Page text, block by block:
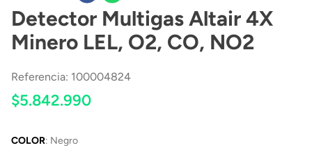
Detector Multigas Altair 4X
Minero LEL, O2, CO, NO2
Referencia: 100004824
$5.842.990
COLOR: Negro